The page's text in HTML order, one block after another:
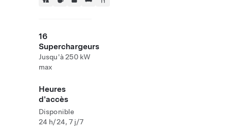
16
Superchargeurs
Jusqu'à 250 kW
max
Heures
d'accès
Disponible
24 h/24, 7 j/7